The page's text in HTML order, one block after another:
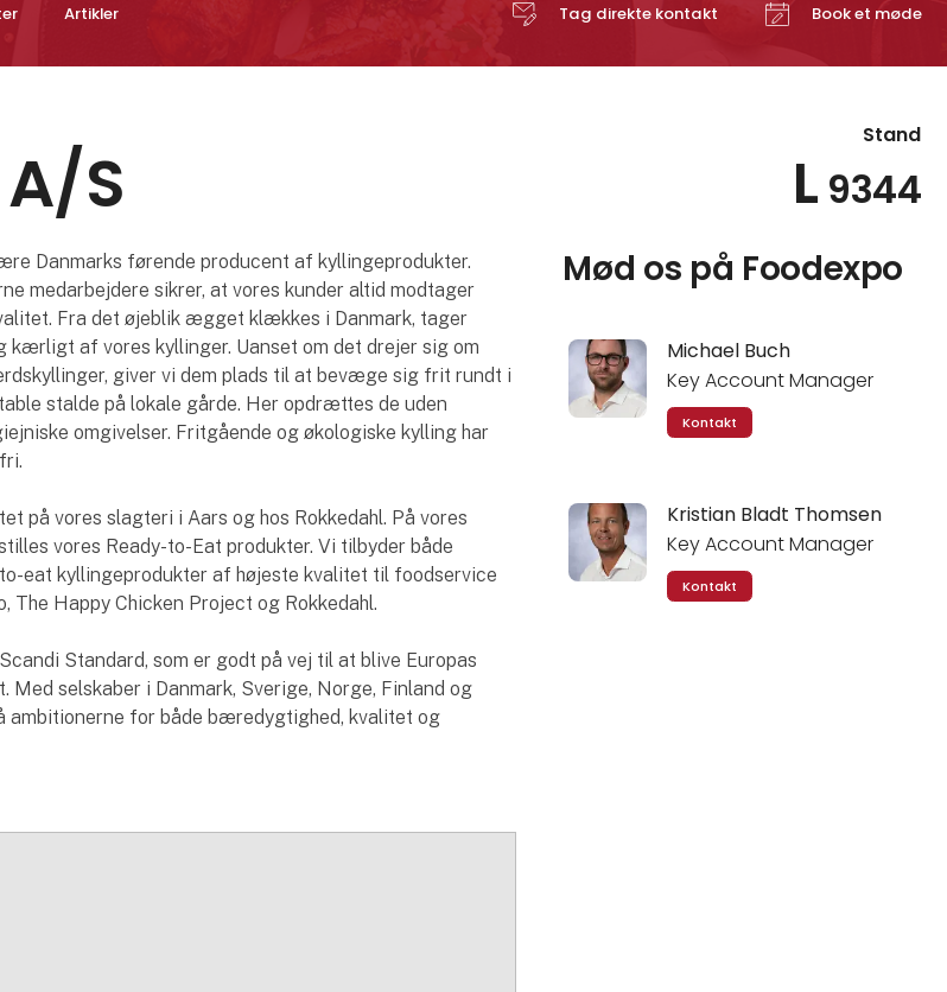
Artikler Tag direkte kontakt Book et møde
S
Stand
L 9344
Danmarks førende producent af kyllingeprodukter.
medarbejdere sikrer, at vores kunder altid modtager
Fra det øjeblik ægget klækkes i Danmark, tager
kærligt af vores kyllinger. Uanset om det drejer sig om
giver vi dem plads til at bevæge sig frit rundt i
stalde på lokale gårde. Her opdrættes de uden
omgivelser. Fritgående og økologiske kylling har
på vores slagteri i Aars og hos Rokkedahl. På vores
vores Ready-to-Eat produkter. Vi tilbyder både
eat kyllingeprodukter af højeste kvalitet til foodservice
The Happy Chicken Project og Rokkedahl.
Standard, som er godt på vej til at blive Europas
Med selskaber i Danmark, Sverige, Norge, Finland og
ambitionerne for både bæredygtighed, kvalitet og
Mød os på Foodexpo
Michael Buch
Key Account Manager
Kontakt
Kristian Bladt Thomsen
Key Account Manager
Kontakt